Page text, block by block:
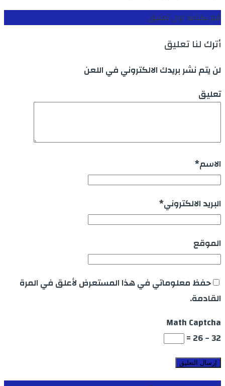
قم بكتابة اول تعليق
أترك لنا تعليق
لن يتم نشر بريدك الالكتروني في اللعن
تعليق
الاسم*
البريد الالكتروني*
الموقع
حفظ معلوماتي في هذا المستعرض لأعلق في المرة
القادمة.
Math Captcha
32 − 26 =